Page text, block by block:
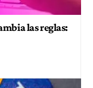
las reglas: